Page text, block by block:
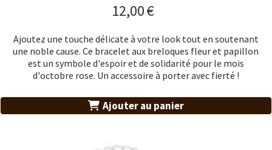
12,00€
Ajoutez une touche délicate à votre look tout en soutenant
une noble cause. Ce bracelet aux breloques fleur et papillon
est un symbole d'espoir et de solidarité pour le mois
d'octobre rose. Un accessoire à porter avec fierté !
Ajouter au panier